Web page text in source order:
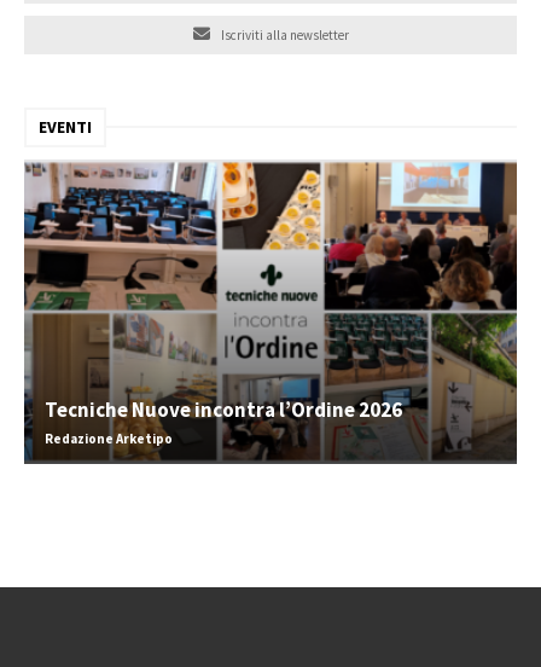
Iscriviti alla newsletter
EVENTI
Tecniche Nuove incontra l’Ordine 2026
Redazione Arketipo